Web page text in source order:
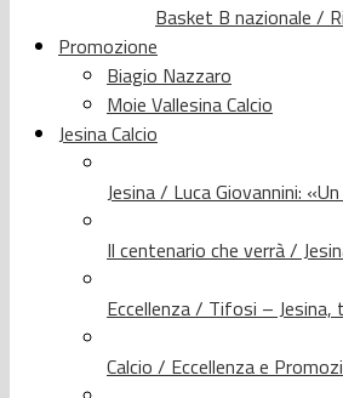
Basket B nazionale /
Promozione
Biagio Nazzaro
Moie Vallesina Calcio
Jesina Calcio
Jesina / Luca Giovannini:
Il centenario che verrà /
Eccellenza / Tifosi –
Calcio / Eccellenza e